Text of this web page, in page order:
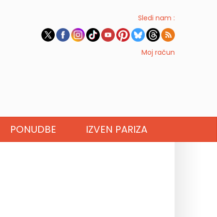
Sledi nam :
Moj račun
PONUDBE IZVEN PARIZA